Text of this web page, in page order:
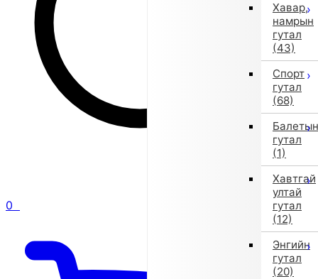
0
Хавар,
намрын
гутал
(43)
Спорт
гутал
(68)
Балетын
гутал
(1)
Хавтгай
ултай
гутал
(12)
Энгийн
гутал
(20)